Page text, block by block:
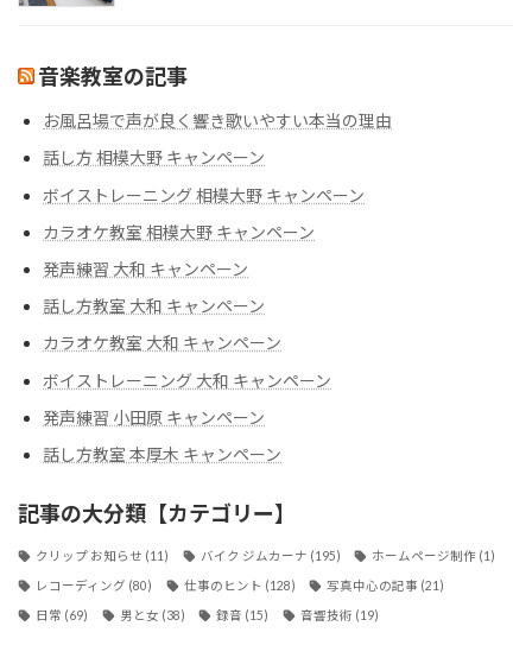
音楽教室の記事
お風呂場で声が良く響き歌いやすい本当の理由
話し方 相模大野 キャンペーン
ボイストレーニング 相模大野 キャンペーン
カラオケ教室 相模大野 キャンペーン
発声練習 大和 キャンペーン
話し方教室 大和 キャンペーン
カラオケ教室 大和 キャンペーン
ボイストレーニング 大和 キャンペーン
発声練習 小田原 キャンペーン
話し方教室 本厚木 キャンペーン
記事の大分類【カテゴリー】
クリップ お知らせ (11) バイク ジムカーナ (195) ホームページ制作 (1)
レコーディング (80) 仕事のヒント (128) 写真中心の記事 (21)
日常 (69) 男と女 (38) 録音 (15) 音響技術 (19)